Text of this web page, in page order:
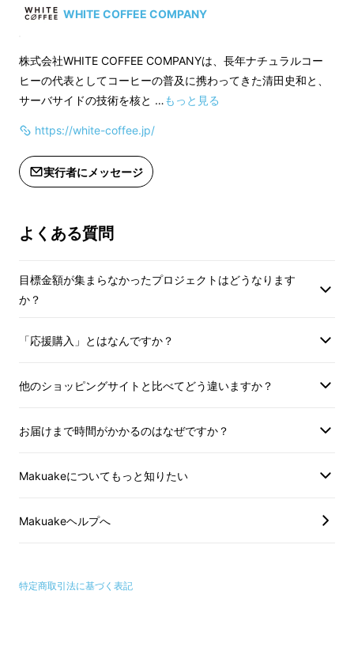
傾向を即座にアプリ上で、クリアに確認できま
す）
WHITE COFFEE COMPANY
株式会社WHITE COFFEE COMPANYは、長年ナチュラルコー
ヒーの代表としてコーヒーの普及に携わってきた清田史和と、
サーバサイドの技術を核と …もっと見る
https://white-coffee.jp/
実行者にメッセージ
よくある質問
目標金額が集まらなかったプロジェクトはどうなります
か？
「応援購入」とはなんですか？
他のショッピングサイトと比べてどう違いますか？
お届けまで時間がかかるのはなぜですか？
Makuakeについてもっと知りたい
Makuakeヘルプへ
特定商取引法に基づく表記